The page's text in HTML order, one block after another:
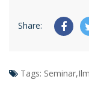
Share:
Tags: